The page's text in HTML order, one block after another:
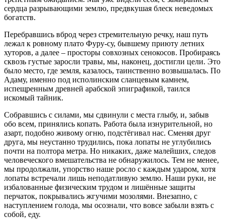
сердца разрывающими землю, предвкушая блеск неведомых
богатств.
Перебравшись вброд через стремительную речку, наш путь
лежал к ровному плато Фуру-су, бывшему приюту летних
хуторов, а далее – просторы совхозных сенокосов. Пробираясь
сквозь густые заросли травы, мы, наконец, достигли цели. Это
было место, где земля, казалось, таинственно возвышалась. По
Адаму, именно под исполинским сланцевым камнем,
испещренным древней арабской эпиграфикой, таился
искомый тайник.
Собравшись с силами, мы сдвинули с места глыбу, и, забыв
обо всем, принялись копать. Работа была изнурительной, но
азарт, подобно живому огню, подстёгивал нас. Сменяя друг
друга, мы неустанно трудились, пока лопаты не углубились
почти на полтора метра. Но никаких, даже малейших, следов
человеческого вмешательства не обнаружилось. Тем не менее,
мы продолжали, упорство наше росло с каждым ударом, хотя
лопаты встречали лишь неподатливую землю. Наши руки, не
избалованные физическим трудом и лишённые защиты
перчаток, покрывались жгучими мозолями. Внезапно, с
наступлением голода, мы осознали, что вовсе забыли взять с
собой, еду.